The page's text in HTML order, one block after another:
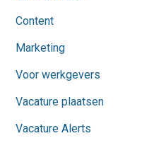
Content
Marketing
Voor werkgevers
Vacature plaatsen
Vacature Alerts